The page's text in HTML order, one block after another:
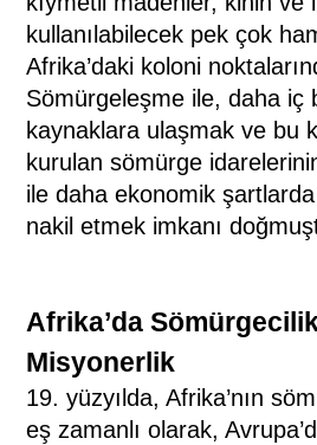
kullanılabilecek pek çok
Afrika’daki koloni
Sömürgeleşme ile, daha iç
kaynaklara ulaşmak ve bu
kurulan sömürge
ile daha ekonomik
nakil etmek imkanı
Afrika’da
Misyonerlik
19. yüzyılda, Afrika’nın
eş zamanlı olarak,